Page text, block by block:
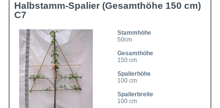
Halbstamm-Spalier (Gesamthöhe 150 cm)
C7
Stammhöhe
50cm
Gesamthöhe
150 cm
Spalierhöhe
100 cm
Spalierbreite
100 cm